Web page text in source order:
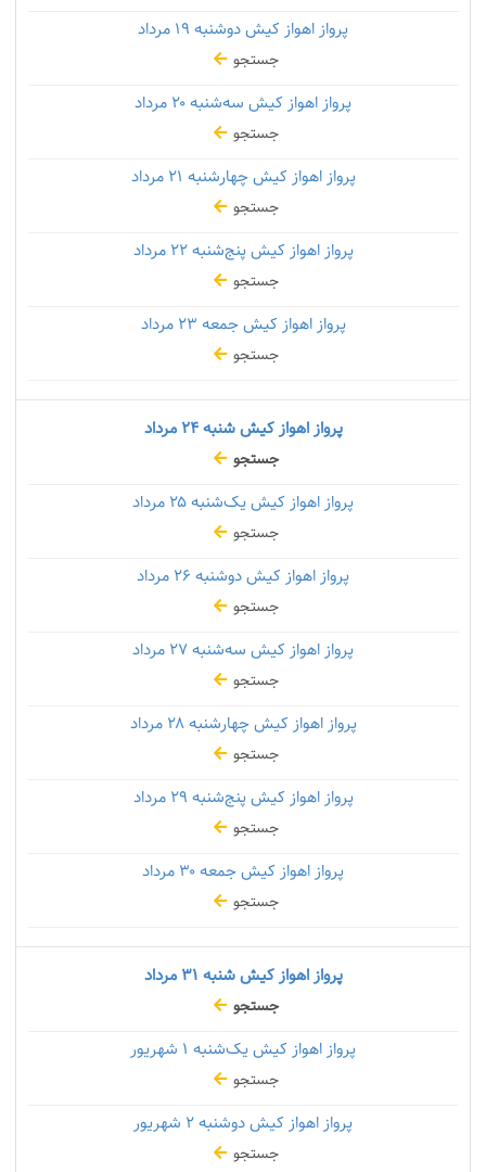
پرواز اهواز کیش دوشنبه
جستجو
پرواز اهواز کیش سه‌شنبه
جستجو
پرواز اهواز کیش چهارشنبه
جستجو
پرواز اهواز کیش پنج‌شنبه۲۲ مرداد
جستجو
پرواز اهواز کیش جمعه
جستجو
پرواز اهواز کیش شنبه۲۴ مرداد
جستجو
پرواز اهواز کیش یک‌شنبه
جستجو
پرواز اهواز کیش دوشنبه
جستجو
پرواز اهواز کیش سه‌شنبه
جستجو
پرواز اهواز کیش چهارشنبه۲۸ مرداد
جستجو
پرواز اهواز کیش پنج‌شنبه
جستجو
پرواز اهواز کیش جمعه
جستجو
پرواز اهواز کیش شنبه
جستجو
پرواز اهواز کیش یک‌شنبه
جستجو
پرواز اهواز کیش دوشنبه
جستجو